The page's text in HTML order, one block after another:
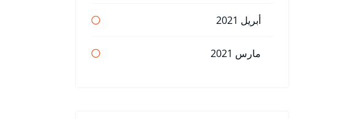
أبريل 2021
مارس 2021